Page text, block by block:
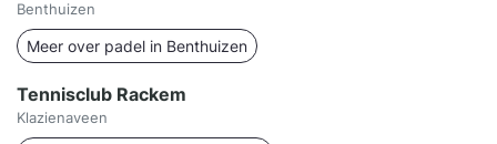
Benthuizen
Meer over padel in Benthuizen
Tennisclub Rackem
Klazienaveen